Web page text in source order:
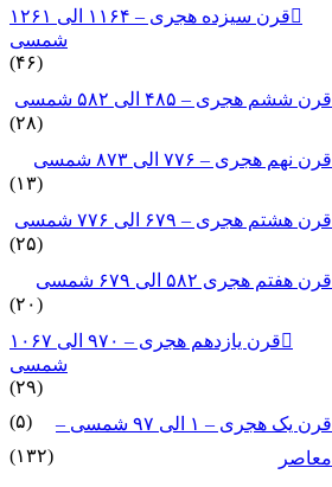
قرن سیزده هجری – ۱۱۶۴ الی ۱۲۶۱
شمسی
(۴۶)
قرن ششم هجری – ۴۸۵ الی ۵۸۲ شمسی
(۲۸)
قرن نهم هجری – ۷۷۶ الی ۸۷۳ شمسی
(۱۳)
قرن هشتم هجری – ۶۷۹ الی ۷۷۶ شمسی
(۲۵)
قرن هفتم هجری ۵۸۲ الی ۶۷۹ شمسی
(۲۰)
قرن یازدهم هجری – ۹۷۰ الی ۱۰۶۷
شمسی
(۲۹)
قرن یک هجری – ۱ الی ۹۷ شمسی –
(۵)
معاصر
(۱۳۲)